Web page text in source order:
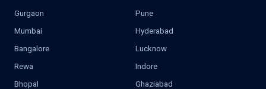
Gurgaon
Pune
Mumbai
Hyderabad
Bangalore
Lucknow
Rewa
Indore
Bhopal
Ghaziabad